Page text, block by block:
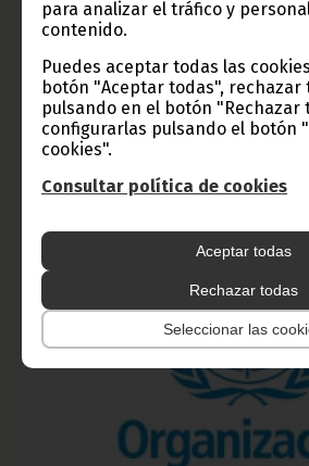
para analizar el tráfico y
contenido.
Puedes aceptar todas las
botón "Aceptar todas", rechazar
pulsando en el botón "Rechazar
configurarlas pulsando el botón
cookies".
Consultar política de cookies
Aceptar todas
Rechazar todas
Seleccionar las
El Ministro de Hacienda, Planificación y
Iván Bacale Ebe Molina, ha inaugurado
AFRISTAT, un encuentro de alto nivel
Hotel Bisila Palace, marcando el inicio
trabajo, dedicadas al fortalecimiento de
estadísticos en los Estados miembros.
Noticias Gobierno